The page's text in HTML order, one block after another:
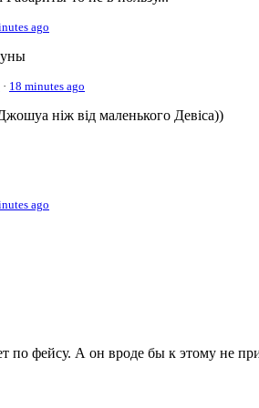
ago
· 18 minutes ago
ніж від маленького Девіса))
ago
по фейсу. А он вроде бы к этому не